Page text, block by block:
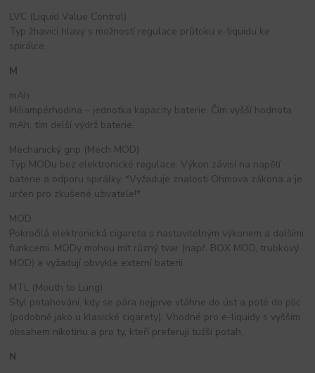
LVC (Liquid Value Control)
Typ žhavicí hlavy s možností regulace průtoku e-liquidu ke
spirálce.
M
mAh
Miliampérhodina – jednotka kapacity baterie. Čím vyšší hodnota
mAh, tím delší výdrž baterie.
Mechanický grip (Mech MOD)
Typ MODu bez elektronické regulace. Výkon závisí na napětí
baterie a odporu spirálky. *Vyžaduje znalosti Ohmova zákona a je
určen pro zkušené uživatele!*
MOD
Pokročilá elektronická cigareta s nastavitelným výkonem a dalšími
funkcemi. MODy mohou mít různý tvar (např. BOX MOD, trubkový
MOD) a vyžadují obvykle externí baterii.
MTL (Mouth to Lung)
Styl potahování, kdy se pára nejprve vtáhne do úst a poté do plic
(podobně jako u klasické cigarety). Vhodné pro e-liquidy s vyšším
obsahem nikotinu a pro ty, kteří preferují tužší potah.
N